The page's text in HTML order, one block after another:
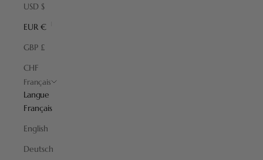
USD $
EUR €
GBP £
CHF
Français
Langue
Français
English
Deutsch